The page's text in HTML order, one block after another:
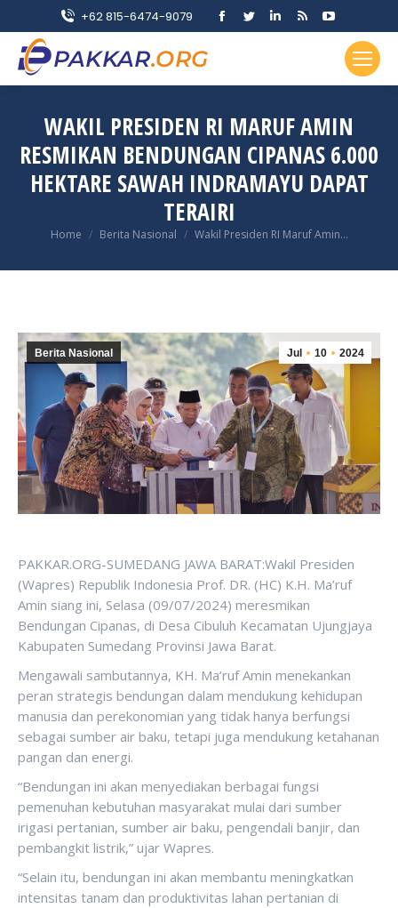
+62 815-6474-9079
Facebook
in
window
Twitter
in
window
Linkedin
in
window
Rss
opens
in
window
YouTube
page
opens
in
window
WAKIL PRESIDEN RI MARUF AMIN
RESMIKAN BENDUNGAN CIPANAS 6.000
HEKTARE SAWAH INDRAMAYU DAPAT
TERAIRI
You are here:
Home Berita Nasional Wakil Presiden RI Maruf Amin…
Jul 10 2024
Berita Nasional
PAKKAR.ORG-SUMEDANG JAWA BARAT:Wakil Presiden
(Wapres) Republik Indonesia Prof. DR. (HC) K.H. Ma’ruf
Amin siang ini, Selasa (09/07/2024) meresmikan
Bendungan Cipanas, di Desa Cibuluh Kecamatan Ujungjaya
Kabupaten Sumedang Provinsi Jawa Barat.
Mengawali sambutannya, KH. Ma’ruf Amin menekankan
peran strategis bendungan dalam mendukung kehidupan
manusia dan perekonomian yang tidak hanya berfungsi
sebagai sumber air baku, tetapi juga mendukung ketahanan
pangan dan energi.
“Bendungan ini akan menyediakan berbagai fungsi
pemenuhan kebutuhan masyarakat mulai dari sumber
irigasi pertanian, sumber air baku, pengendali banjir, dan
pembangkit listrik,” ujar Wapres.
“Selain itu, bendungan ini akan membantu meningkatkan
intensitas tanam dan produktivitas lahan pertanian di